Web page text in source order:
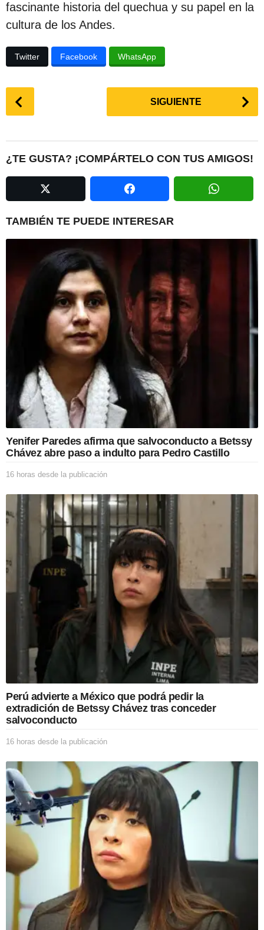
fascinante historia del quechua y su papel en la
cultura de los Andes.
Twitter Facebook WhatsApp
P
i
n
o
SIGUIENTE
¿TE GUSTA? ¡COMPÁRTELO CON TUS AMIGOS!
TAMBIÉN TE PUEDE INTERESAR
Yenifer Paredes afirma que salvoconducto a Betssy
Chávez abre paso a indulto para Pedro Castillo
16 horas desde la publicación
h
o
a
s
a
c
Perú advierte a México que podrá pedir la
extradición de Betssy Chávez tras conceder
salvoconducto
16 horas desde la publicación
h
o
r
s
d
s
d
e
l
a